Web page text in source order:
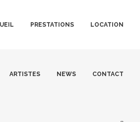
PRESTATIONS LOCATION
ARTISTES NEWS CONTACT